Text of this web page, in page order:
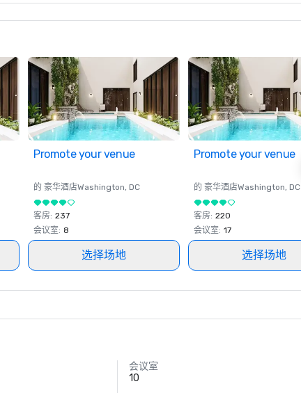
Promote your venue
的 豪华酒店Washington, DC
客房: 237
会议室: 8
选择场地
Promote your venue
的 豪华酒店Washington, DC
客房: 220
会议室: 17
选择场地
会议室
10